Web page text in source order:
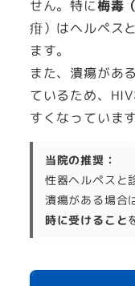
せん。特に梅毒
疳）はヘルペス
ます。
また、潰瘍があ
ているため、
すくなっています
当院の推奨：
性器ヘルペスと
潰瘍がある場合
時に受けること